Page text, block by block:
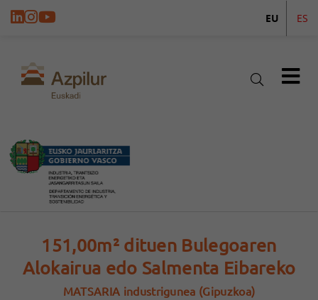
EU ES
151,00m² dituen Bulegoaren
Alokairua edo Salmenta Eibareko
MATSARIA industrigunea (Gipuzkoa)